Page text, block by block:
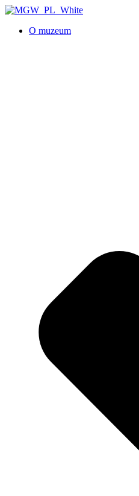
O muzeum